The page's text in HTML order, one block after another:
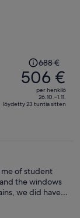
Hinta
oli
688 €,
hinta
on
688 €
506 €
per henkilö
26.10.–1.11.
löydetty 23 tuntia sitten
of student
the windows
we did have
hot. There is a